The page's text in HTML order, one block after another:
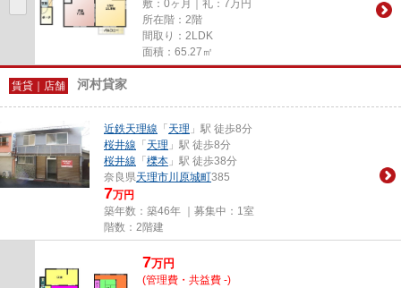
敷：0ヶ月｜礼：7万円
所在階：2階
間取り：2LDK
面積：65.27㎡
賃貸｜店舗 河村貸家
近鉄天理線 「 天理 」駅 徒歩8分
桜井線 「 天理 」駅 徒歩8分
桜井線 「 櫟本 」駅 徒歩38分
奈良県天理市川原城町385
7万円
築年数：築46年 ｜募集中： 1室
階数：2階建
7万円
(管理費・共益費 -)